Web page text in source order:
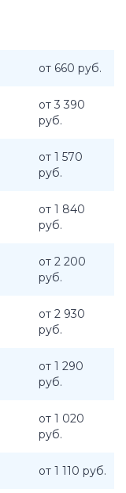
от 660 руб.
от 3 390
руб.
от 1 570
руб.
от 1 840
руб.
от 2 200
руб.
от 2 930
руб.
от 1 290
руб.
от 1 020
руб.
от 1 110 руб.